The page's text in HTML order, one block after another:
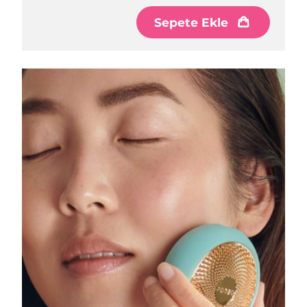
Sepete Ekle
Tahmini teslim tarihi 8/11/26
Malta Tahmini teslim tarihi8/9/26
Tahmini teslim tarihi8/13/26
Monako Tahmini teslim tarihi8/10/26
Hollanda Tahmini teslim tarihi 8/9/26
Yeni Zelanda Tahmini teslim tarihi 8/9/26
Norveç Tahmini teslim tarihi8/9/26
Umman Tahmini teslim tarihi8/12/26